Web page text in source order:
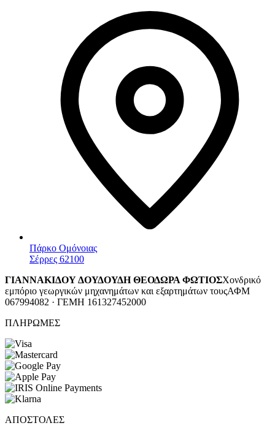
Πάρκο Ομόνοιας
Σέρρες 62100
ΓΙΑΝΝΑΚΙΔΟΥ ΔΟΥΔΟΥΔΗ ΘΕΟΔΩΡΑ ΦΩΤΙΟΣΧονδρικό
εμπόριο γεωργικών μηχανημάτων και εξαρτημάτων τουςΑΦΜ
067994082 · ΓΕΜΗ 161327452000
ΠΛΗΡΩΜΕΣ
ΑΠΟΣΤΟΛΕΣ